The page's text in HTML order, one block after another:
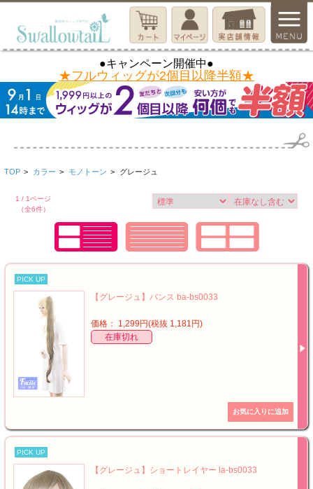
●キャンペーン開催中●
★フルウィッグが2個目以降半額★
TOP > カラー > モノトーン > グレージュ
1 / 1ページ
（全6件）
PICK UP
【グレージュ】バンス ba-bs0033
価格： 1,299円(税抜 1,181円)
在庫切れ
PICK UP
【グレージュ】ショートレイヤー la-bs0033